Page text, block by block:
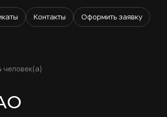
Контакты Оформить заявку
человек(а)